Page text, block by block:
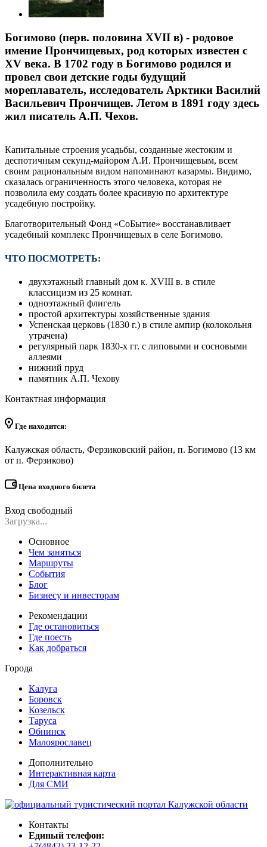
Богимово (перв. половина XVII в) - родовое
имение Прончищевых, род которых известен с
XV века. В 1702 году в Богимово родился и
провел свои детские годы будущий
мореплаватель, исследователь Арктики Василий
Васильевич Прончищев. Летом в 1891 году здесь
жил писатель А.П. Чехов.
Капитальные строения усадьбы, созданные жестоким и
деспотичным секунд-майором А.И. Прончищевым, всем
своим рациональным видом напоминают казармы. Видимо,
сказалась ограниченность этого человека, которая не
позволила ему создать более красивую по архитектуре
усадебную постройку.
Благотворительный Фонд «СоБытие» восстанавливает
усадебный комплекс Прончищевых в селе Богимово.
ЧТО ПОСМОТРЕТЬ:
двухэтажный главный дом к. XVIII в. в стиле
классицизм из 25 комнат.
одноэтажный флигель
простой архитектуры хозяйственные здания
Успенская церковь (1830 г.) в стиле ампир (колокольня
утрачена)
регулярный парк 1830-х гг. с липовыми и сосновыми
аллеями
нижний пруд
памятник А.П. Чехову
Контактная информация
Где находится:
Калужская область, Ферзиковский район, п. Богимово (13 км
от п. Ферзиково)
Цена входного билета
Вход свободный
Загрузка...
Основное
Чем заняться
Маршруты
События
Блог
Бизнесу и инвесторам
Рекомендации
Где остановиться
Где поесть
Как добраться
Города
Калуга
Боровск
Козельск
Таруса
Обнинск
Малоярославец
Дополнительно
Интерактивная карта
Для СМИ
Контакты
Единый телефон: